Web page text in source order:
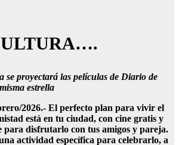
se proyectará las películas de Diario de
estrella
2026.- El perfecto plan para vivir el
está en tu ciudad, con cine gratis y
disfrutarlo con tus amigos y pareja.
actividad específica para celebrarlo, a